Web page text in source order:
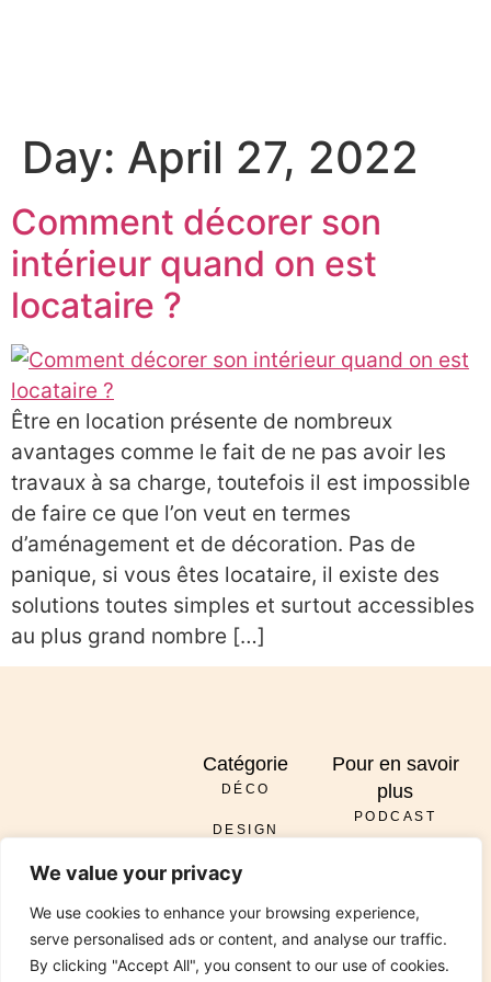
We value your privacy
We use cookies to enhance your browsing experience,
serve personalised ads or content, and analyse our traffic.
By clicking "Accept All", you consent to our use of cookies.
Day: April 27, 2022
Comment décorer son
intérieur quand on est
locataire ?
Être en location présente de nombreux
avantages comme le fait de ne pas avoir les
travaux à sa charge, toutefois il est impossible
de faire ce que l’on veut en termes
d’aménagement et de décoration. Pas de
panique, si vous êtes locataire, il existe des
solutions toutes simples et surtout accessibles
au plus grand nombre […]
Catégorie
DÉCO
DESIGN
DIY
RÉNOVATION
JARDIN
Pour en savoir
plus
PODCAST
CONTACT
© 2026 All Rights Reserved Chez Viviane. Design by